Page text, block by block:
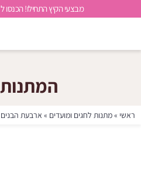
מבצעי הקיץ התחילו! הכנסו ל SALE ותהנו מהנחות!!
ראשי »מתנות לחגים ומועדים » ארבעת הבנים